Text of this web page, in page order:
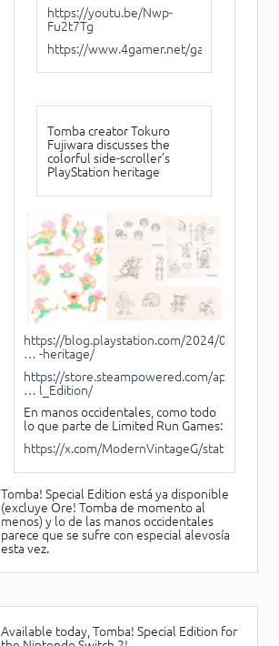
https://youtu.be/Nwp-
Fu2t7Tg
https://www.4gamer.net/games/723/
Tomba creator Tokuro
Fujiwara discusses the
colorful side-scroller’s
PlayStation heritage
https://blog.playstation.com/2024/05/31
… -heritage/
https://store.steampowered.com/app/2851
… l_Edition/
En manos occidentales, como todo
lo que parte de Limited Run Games:
https://x.com/ModernVintageG/status/
Tomba! Special Edition está ya disponible
(excluye Ore! Tomba de momento al
menos) y lo de las manos occidentales
parece que se sufre con especial alevosía
esta vez.
Available today, Tomba! Special Edition for